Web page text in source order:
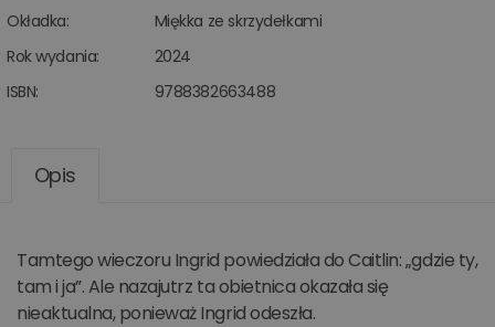
Okładka:
Miękka ze skrzydełkami
Rok wydania:
2024
ISBN:
9788382663488
Opis
Tamtego wieczoru Ingrid powiedziała do Caitlin: „gdzie ty,
tam i ja”. Ale nazajutrz ta obietnica okazała się
nieaktualna, ponieważ Ingrid odeszła.